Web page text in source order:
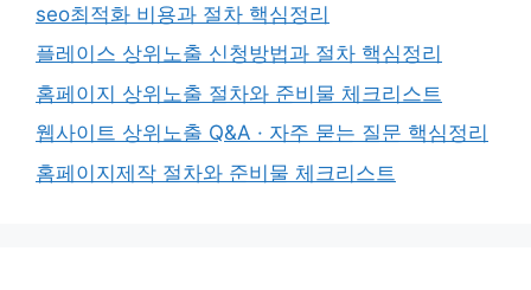
seo최적화 비용과 절차 핵심정리
플레이스 상위노출 신청방법과 절차 핵심정리
홈페이지 상위노출 절차와 준비물 체크리스트
웹사이트 상위노출 Q&A · 자주 묻는 질문 핵심정리
홈페이지제작 절차와 준비물 체크리스트